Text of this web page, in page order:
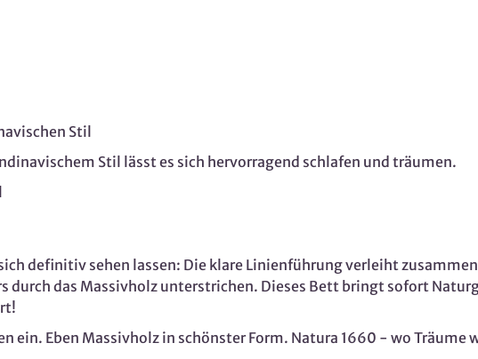
Stil
Stil lässt es sich hervorragend schlafen und träumen.
definitiv sehen lassen: Die klare Linienführung verleiht
durch das Massivholz unterstrichen. Dieses Bett bringt sofort
ein. Eben Massivholz in schönster Form. Natura 1660 - wo Träume